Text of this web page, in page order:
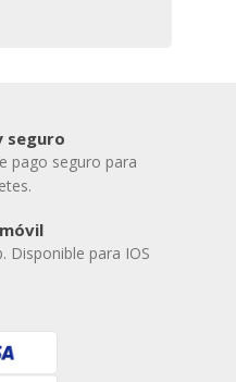
seguro
pago seguro para
Disponible para IOS